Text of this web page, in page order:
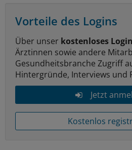
Vorteile des Logins
Über unser kostenloses Login
Ärztinnen sowie andere
Gesundheitsbranche Zugriff
Hintergründe, Interviews und
Jetzt
Kostenlos